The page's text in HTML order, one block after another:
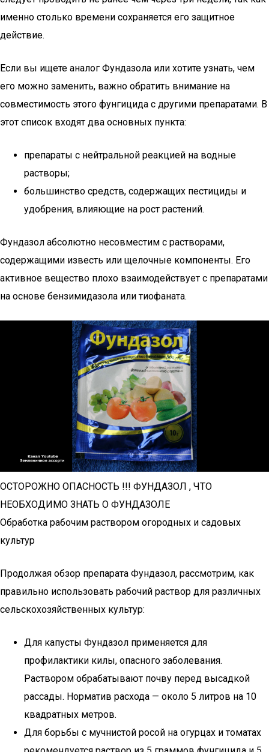
именно столько времени сохраняется его защитное
действие.
Если вы ищете аналог Фундазола или хотите узнать, чем
его можно заменить, важно обратить внимание на
совместимость этого фунгицида с другими препаратами. В
этот список входят два основных пункта:
препараты с нейтральной реакцией на водные
растворы;
большинство средств, содержащих пестициды и
удобрения, влияющие на рост растений.
Фундазол абсолютно несовместим с растворами,
содержащими известь или щелочные компоненты. Его
активное вещество плохо взаимодействует с препаратами
на основе бензимидазола или тиофаната.
ОСТОРОЖНО ОПАСНОСТЬ !!! ФУНДАЗОЛ , ЧТО
НЕОБХОДИМО ЗНАТЬ О ФУНДАЗОЛЕ
Обработка рабочим раствором огородных и садовых
культур
Продолжая обзор препарата Фундазол, рассмотрим, как
правильно использовать рабочий раствор для различных
сельскохозяйственных культур:
Для капусты Фундазол применяется для
профилактики килы, опасного заболевания.
Раствором обрабатывают почву перед высадкой
рассады. Норматив расхода — около 5 литров на 10
квадратных метров.
Для борьбы с мучнистой росой на огурцах и томатах